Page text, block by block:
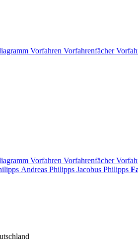
Vorfahren Vorfahrenfächer
Vorfahren Vorfahrenfächer
Andreas Philipps Jacobus Philipps